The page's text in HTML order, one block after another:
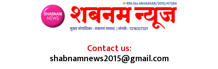
Contact us:
shabnamnews2015@gmail.com